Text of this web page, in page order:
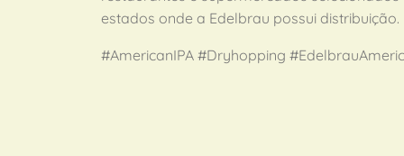
estados onde a Edelbrau possui distribuição.
#AmericanIPA #Dryhopping